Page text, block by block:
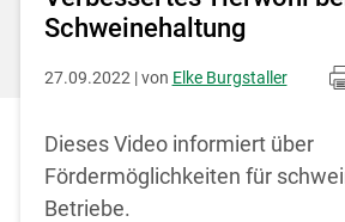
Schweinehaltung
27.09.2022 | von Elke Burgstaller
Dieses Video informiert über
Fördermöglichkeiten für
Betriebe.